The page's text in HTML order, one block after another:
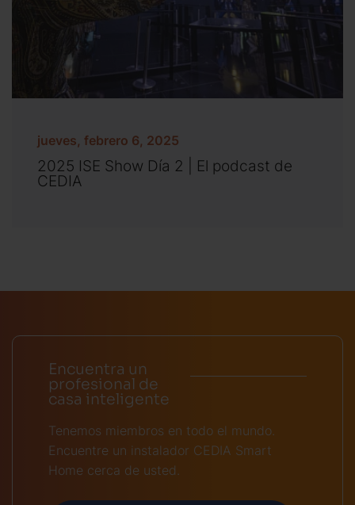
jueves, febrero 6, 2025
2025 ISE Show Día 2 | El podcast de
CEDIA
Encuentra un
profesional de
casa inteligente
Tenemos miembros en todo el mundo.
Encuentre un instalador CEDIA Smart
Home cerca de usted.